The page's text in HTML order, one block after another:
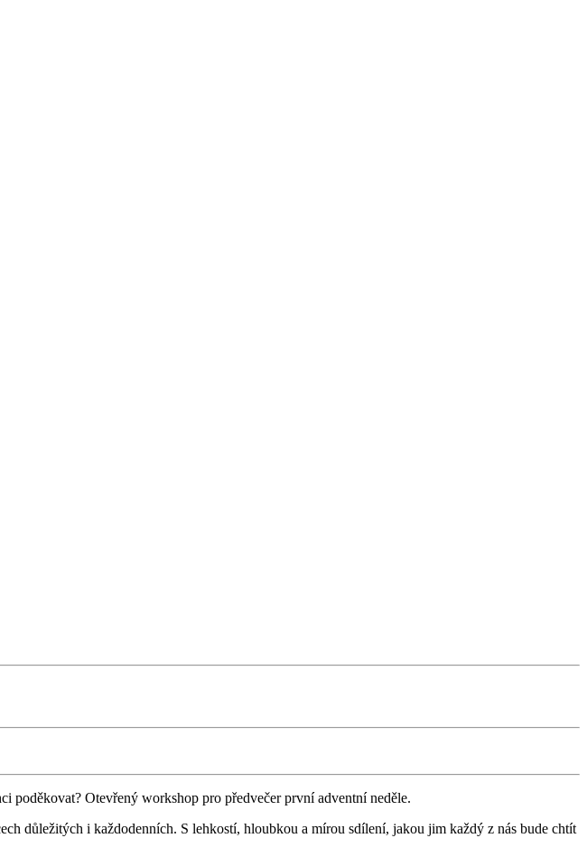
poděkovat? Otevřený workshop pro předvečer první adventní neděle.
důležitých i každodenních. S lehkostí, hloubkou a mírou sdílení, jakou jim každý z nás bude chtít